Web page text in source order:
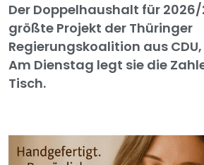
Der Doppelhaushalt für
größte Projekt der Thüringer
Regierungskoalition aus CDU,
Am Dienstag legt sie die
Tisch.